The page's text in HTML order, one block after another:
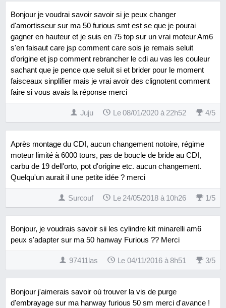
Bonjour je voudrai savoir savoir si je peux changer
d'amortisseur sur ma 50 furious smt est se que je pourai
gagner en hauteur et je suis en 75 top sur un vrai moteur Am6
s'en faisaut care jsp comment care sois je remais seluit
d'origine et jsp comment rebrancher le cdi au vas les couleur
sachant que je pence que seluit si et brider pour le moment
faisceaux sinplifier mais je vrai avoir des clignotent comment
faire si vous avais la réponse merci
Juju Le 08/01/2020 à 22h52 4/5
Après montage du CDI, aucun changement notoire, régime
moteur limité à 6000 tours, pas de boucle de bride au CDI,
carbu de 19 dell'orto, pot d'origine etc. aucun changement.
Quelqu'un aurait il une petite idée ? merci
Surcouf Le 24/05/2018 à 10h26 1/5
Bonjour, je voudrais savoir sii les cylindre kit minarelli am6
peux s'adapter sur ma 50 hanway Furious ?? Merci
97411las Le 04/11/2016 à 8h51 3/5
Bonjour j'aimerais savoir où trouver la vis de purge
d'embrayage sur ma hanway furious 50 sm merci d'avance !